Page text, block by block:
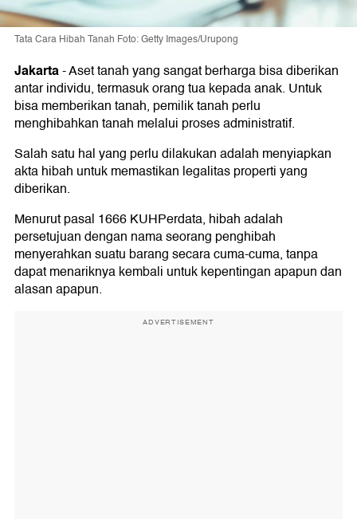
Tata Cara Hibah Tanah Foto: Getty Images/Urupong
Jakarta-Aset tanah yang sangat berharga bisa diberikan
antar individu, termasuk orang tua kepada anak. Untuk
bisa memberikan tanah, pemilik tanah perlu
menghibahkan tanah melalui proses administratif.
Salah satu hal yang perlu dilakukan adalah menyiapkan
akta hibah untuk memastikan legalitas properti yang
diberikan.
Menurut pasal 1666 KUHPerdata, hibah adalah
persetujuan dengan nama seorang penghibah
menyerahkan suatu barang secara cuma-cuma, tanpa
dapat menariknya kembali untuk kepentingan apapun dan
alasan apapun.
ADVERTISEMENT